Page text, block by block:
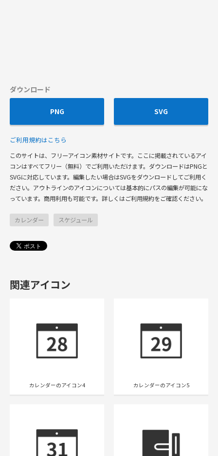
ダウンロード
PNG SVG
ご利用規約はこちら
このサイトは、フリーアイコン素材サイトです。ここに掲載されているアイ
コンはすべてフリー（無料）でご利用いただけます。ダウンロードはPNGと
SVGに対応しています。編集したい場合はSVGをダウンロードしてご利用く
ださい。アウトラインのアイコンについては基本的にパスの編集が可能にな
っています。商用利用も可能です。詳しくはご利用規約をご確認ください。
カレンダー スケジュール
関連アイコン
カレンダーのアイコン4 カレンダーのアイコン5